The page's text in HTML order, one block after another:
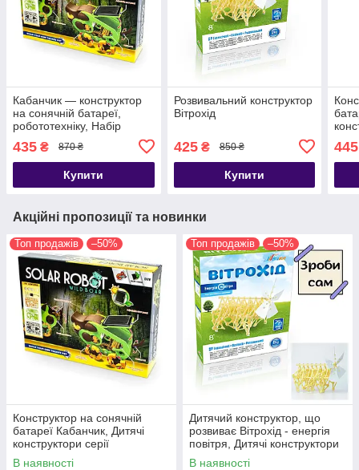
Кабанчик — конструктор
на сонячній батареї,
робототехніку, Набір
конструктор робот зроби
сам
435 ₴ 870 ₴
Купити
Розвивальний конструктор
Вітрохід
425₴ 850 ₴
Купити
445
Акційні пропозиції та новинки
Топ продажів –50%
Конструктор на сонячній
батареї Кабанчик, Дитячі
конструктори серії
робототехніка
В наявності
Топ продажів –50%
Дитячий конструктор, що
розвиває Вітрохід - енергія
повітря, Дитячі конструктори
серії робототехніка
В наявності